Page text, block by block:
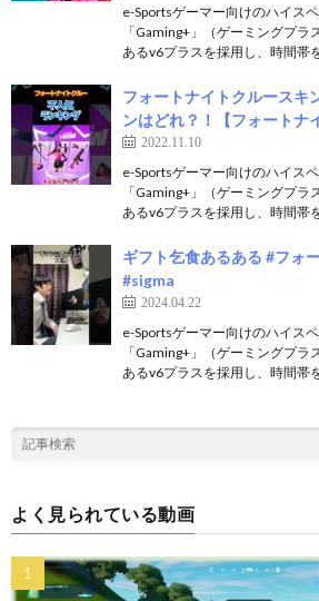
e-Sportsゲーマー向けのハイス
「Gaming+」（ゲーミングプ
あるv6プラスを採用し、時間帯
フォートナイトクルースキ
ンはどれ？！【フォート
2022.11.10
e-Sportsゲーマー向けのハイス
「Gaming+」（ゲーミングプ
あるv6プラスを採用し、時間帯
ギフト乞食あるある #フ
#sigma
2024.04.22
e-Sportsゲーマー向けのハイス
「Gaming+」（ゲーミングプ
あるv6プラスを採用し、時間帯
よく見られている動画